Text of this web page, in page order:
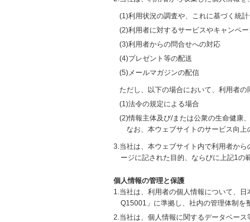
(1)利用状況の調査や、これに基づく統
(2)利用者に対するサービスやキャンペ
(3)利用者からの問合せへの対応
(4)プレゼント等の配送
(5)メールマガジンの配信
ただし、以下の場合において、利用者の
(1)法令の規定による場合
(2)情報主体及び/または公衆の生命健康
なお、本ウェブサイトのサービス向上
3.当社は、本ウェブサイト内で利用者か
ージに記された目的、ならびに上記1の
個人情報の管理と保護
1.当社は、利用者の個人情報について、
Q15001」に準拠し、社内の管理体制を
2.当社は、個人情報に関するデータベー